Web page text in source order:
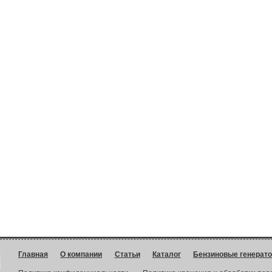
Главная О компании Статьи Каталог Бензиновые